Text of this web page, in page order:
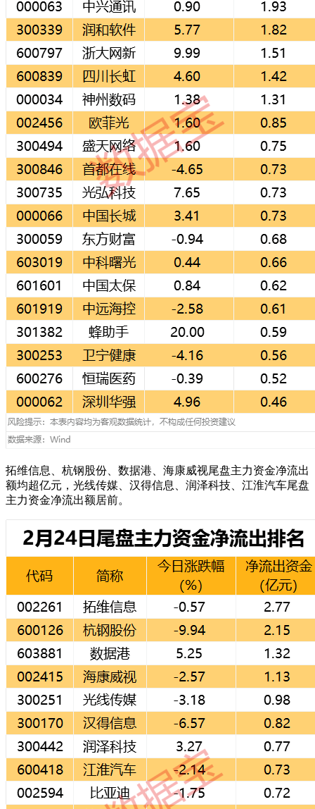
拓维信息、杭钢股份、数据港、海康威视尾盘主力资金净流出
额均超亿元，光线传媒、汉得信息、润泽科技、江淮汽车尾盘
主力资金净流出额居前。